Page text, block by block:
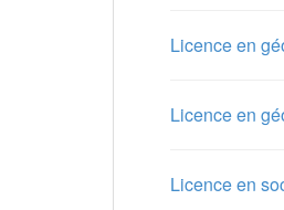
Licence en
Licence en
Licence en